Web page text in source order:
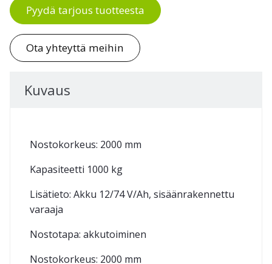
Pyydä tarjous tuotteesta
Ota yhteyttä meihin
Kuvaus
Nostokorkeus: 2000 mm
Kapasiteetti 1000 kg
Lisätieto: Akku 12/74 V/Ah, sisäänrakennettu
varaaja
Nostotapa: akkutoiminen
Nostokorkeus: 2000 mm